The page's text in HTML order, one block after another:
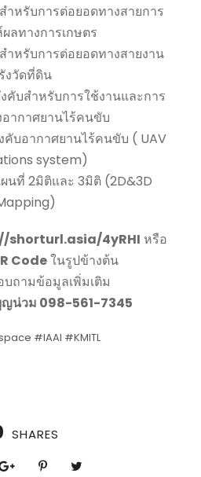
หรับการต่อยอดทางสายการ
ลทางการเกษตร
หรับการต่อยอดทางสายงาน
รังวัดที่ดิน
คับสำหรับการใช้งานและการ
ากาศยานไร้คนขับ
คับอากาศยานไร้คนขับ ( UAV
system)
นที่ 2มิติและ 3มิติ (2D&3D
shorturl.asia/4yRHI หรือ
Codeในรูปข้างต้น
ถามข้อมูลเพิ่มเติม
น่วม 098-561-7345
#IAAI #KMITL
SHARES